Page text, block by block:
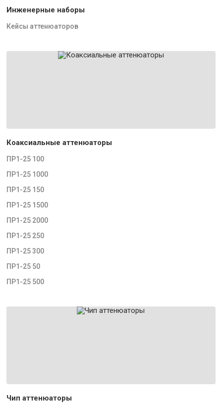
Инженерные наборы
Кейсы аттенюаторов
Коаксиальные аттенюаторы
ПР1-25 100
ПР1-25 1000
ПР1-25 150
ПР1-25 1500
ПР1-25 2000
ПР1-25 250
ПР1-25 300
ПР1-25 50
ПР1-25 500
Чип аттенюаторы